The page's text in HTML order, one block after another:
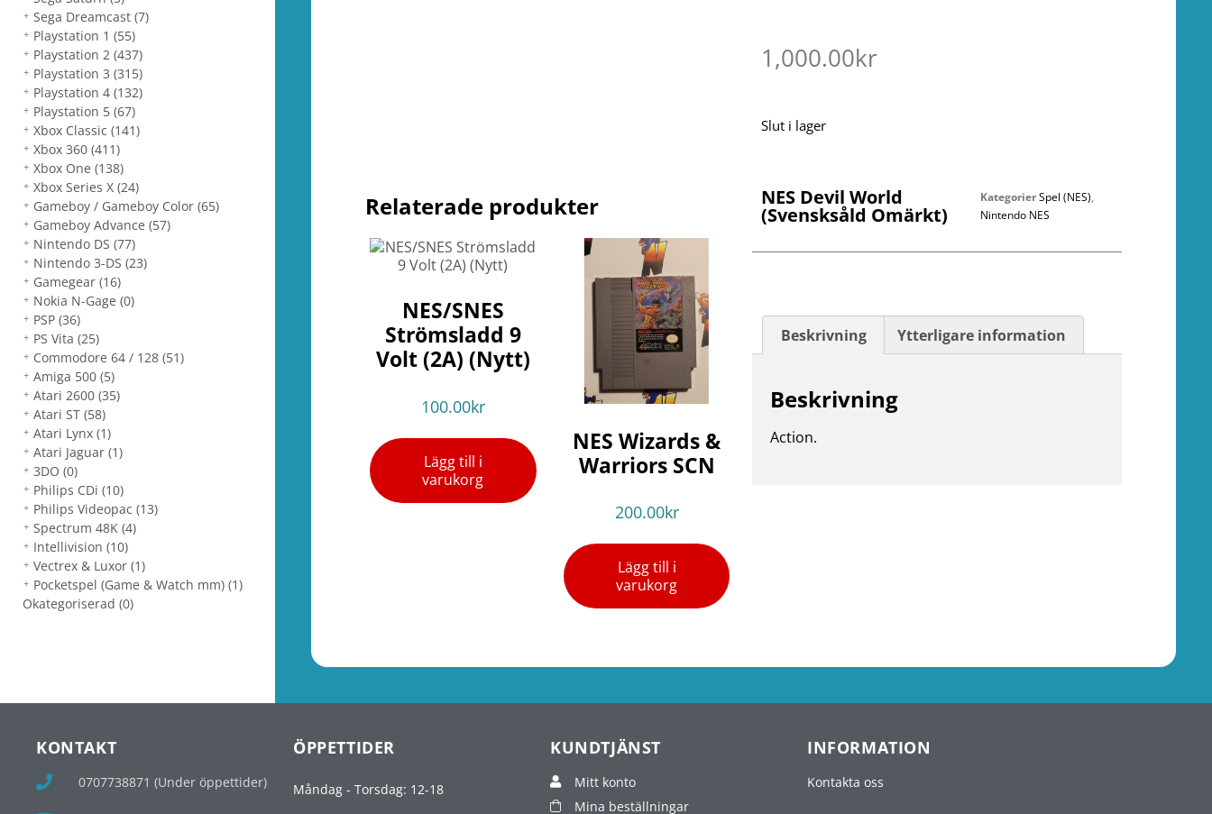
Sega Dreamcast(7)
Playstation 1(55)
Playstation 2(437)
Playstation 3(315)
Playstation 4(132)
Playstation 5(67)
Xbox Classic(141)
Xbox 360(411)
Xbox One(138)
Xbox Series X(24)
Gameboy / Gameboy Color(65)
Gameboy Advance(57)
Nintendo DS(77)
Nintendo 3-DS(23)
Gamegear(16)
Nokia N-Gage(0)
PSP(36)
PS Vita(25)
Commodore 64 / 128(51)
Amiga 500(5)
Atari 2600(35)
Atari ST(58)
Atari Lynx(1)
Atari Jaguar(1)
3DO(0)
Philips CDi(10)
Philips Videopac(13)
Spectrum 48K(4)
Intellivision(10)
Vectrex & Luxor(1)
Pocketspel (Game & Watch mm)(1)
Okategoriserad (0)
1,000.00kr
Slut i lager
Relaterade produkter
NES/SNES
Strömsladd 9
Volt (2A) (Nytt)
100.00kr
Lägg till i
varukorg
NES Wizards &
Warriors SCN
200.00kr
Lägg till i
varukorg
NES Devil World
(Svensksåld Omärkt)
KategorierSpel (NES),
Nintendo NES
Beskrivning Ytterligare information
Beskrivning
Action.
KONTAKT
0707738871 (Under öppettider)
ÖPPETTIDER
Måndag - Torsdag: 12-18
KUNDTJÄNST
Mitt konto
Mina beställningar
INFORMATION
Kontakta oss